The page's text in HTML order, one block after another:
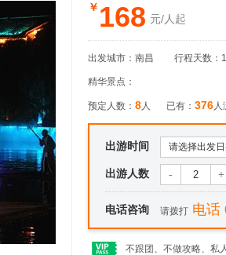
￥ 168 元/人起
出发城市：南昌 行程天数：
精华景点：
预定人数： 8人 已有： 376人
出游时间 请选择出发
出游人数 - +
电话咨询 请拨打 电话
不跟团、不做攻略、私